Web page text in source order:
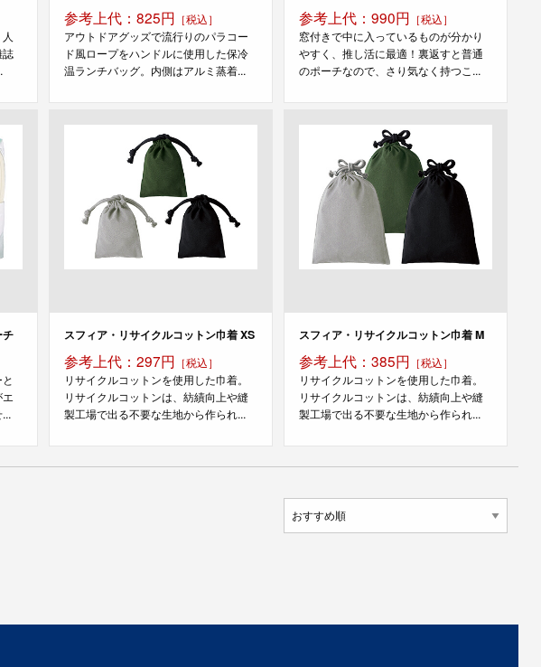
参考上代：825円 ［税込］
アウトドアグッズで流行りのパラコー
ド風ロープをハンドルに使用した保冷
温ランチバッグ。内側はアルミ蒸着...
参考上代：990円 ［税込］
窓付きで中に入っているものが分かり
やすく、推し活に最適！裏返すと普通
のポーチなので、さり気なく持つこ...
スフィア・リサイクルコットン巾着 XS
参考上代：297円 ［税込］
リサイクルコットンを使用した巾着。
リサイクルコットンは、紡績向上や縫
製工場で出る不要な生地から作られ...
スフィア・リサイクルコットン巾着 M
参考上代：385円 ［税込］
リサイクルコットンを使用した巾着。
リサイクルコットンは、紡績向上や縫
製工場で出る不要な生地から作られ...